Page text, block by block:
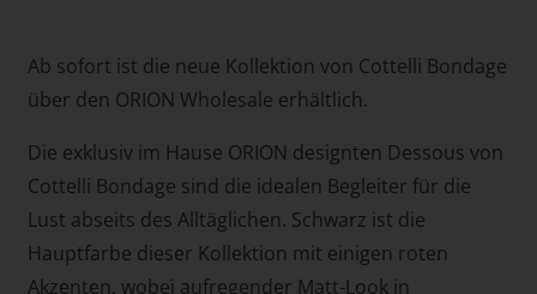
Ab sofort ist die neue Kollektion von Cottelli Bondage
über den ORION Wholesale erhältlich.
Die exklusiv im Hause ORION designten Dessous von
Cottelli Bondage sind die idealen Begleiter für die
Lust abseits des Alltäglichen. Schwarz ist die
Hauptfarbe dieser Kollektion mit einigen roten
Akzenten, wobei aufregender Matt-Look in